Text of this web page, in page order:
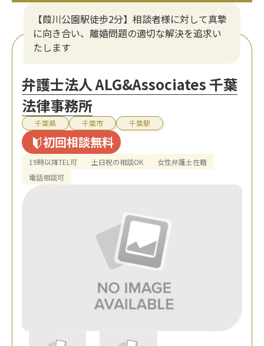
【葭川公園駅徒歩2分】相談者様に対して真摯
に向き合い、離婚問題の適切な解決を追求い
たします
弁護士法人 ALG&Associates 千葉
法律事務所
千葉県 千葉市 千葉駅
初回相談無料
19時以降TEL可 土日祝の相談OK
女性弁護士在籍
電話相談可